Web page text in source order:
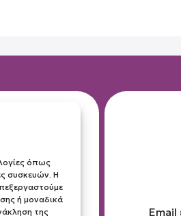
όπως
συσκευών. Η
ή μοναδικά
της
Email